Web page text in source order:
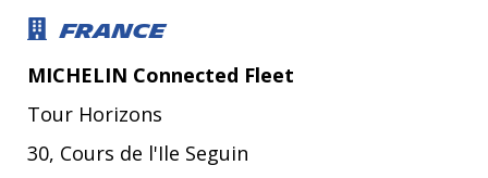
France
MICHELIN Connected Fleet
Tour Horizons
30, Cours de l'Ile Seguin